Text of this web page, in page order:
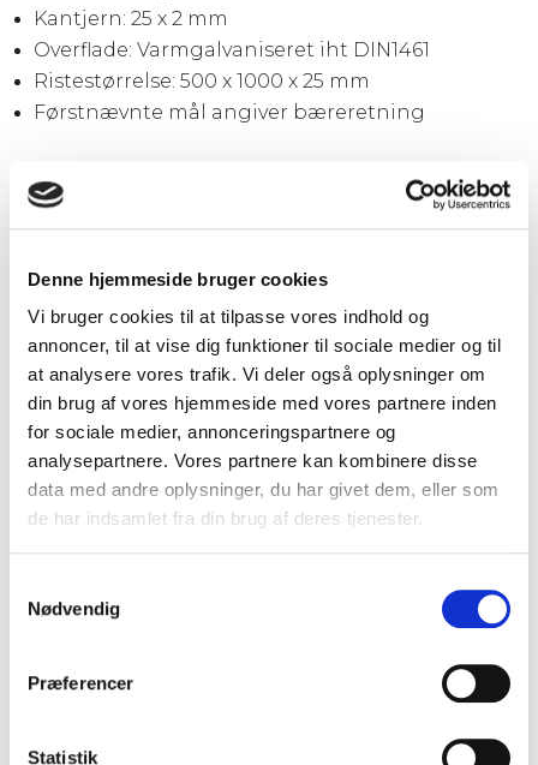
Denne hjemmeside bruger cookies
Vi bruger cookies til at tilpasse vores indhold og
annoncer, til at vise dig funktioner til sociale medier og til
at analysere vores trafik. Vi deler også oplysninger om
din brug af vores hjemmeside med vores partnere inden
for sociale medier, annonceringspartnere og
analysepartnere. Vores partnere kan kombinere disse
data med andre oplysninger, du har givet dem, eller som
de har indsamlet fra din brug af deres tjenester.
Nødvendig
Præferencer
Statistik
Kantjern: 25 x 2 mm
Overflade: Varmgalvaniseret iht DIN1461
Ristestørrelse: 500 x 1000 x 25 mm
Førstnævnte mål angiver bæreretning
HUSK FASTGØRELSESBESLAG